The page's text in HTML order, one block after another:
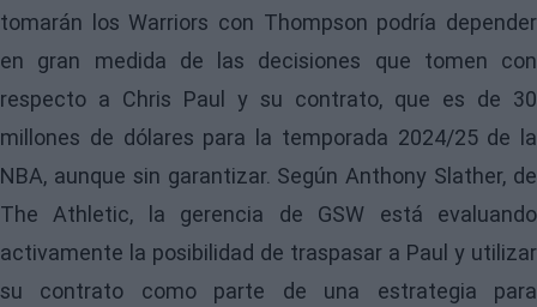
tomarán los Warriors con Thompson podría depender
en gran medida de las decisiones que tomen con
respecto a Chris Paul y su contrato, que es de 30
millones de dólares para la temporada 2024/25 de la
NBA, aunque sin garantizar. Según Anthony Slather, de
The Athletic, la gerencia de GSW está evaluando
activamente la posibilidad de traspasar a Paul y utilizar
su contrato como parte de una estrategia para